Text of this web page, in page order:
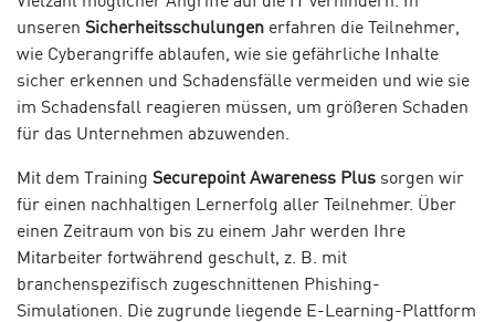
unseren Sicherheitsschulungen erfahren die Teilnehmer,
wie Cyberangriffe ablaufen, wie sie gefährliche Inhalte
sicher erkennen und Schadensfälle vermeiden und wie sie
im Schadensfall reagieren müssen, um größeren Schaden
für das Unternehmen abzuwenden.
Mit dem Training Securepoint Awareness Plus sorgen wir
für einen nachhaltigen Lernerfolg aller Teilnehmer. Über
einen Zeitraum von bis zu einem Jahr werden Ihre
Mitarbeiter fortwährend geschult, z. B. mit
branchenspezifisch zugeschnittenen Phishing-
Simulationen. Die zugrunde liegende E-Learning-Plattform